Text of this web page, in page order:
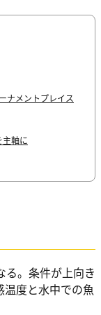
ナメントプレイス
軸に
る。条件が上向き
温度と水中での魚